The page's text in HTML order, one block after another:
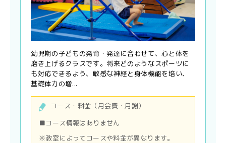
幼児期の子どもの発育・発達に合わせて、心と体を
磨き上げるクラスです。将来どのようなスポーツに
も対応できるよう、敏感な神経と身体機能を培い、
基礎体力の増...
コース・料金（月会費・月謝）
■コース情報はありません
※教室によってコースや料金が異なります。